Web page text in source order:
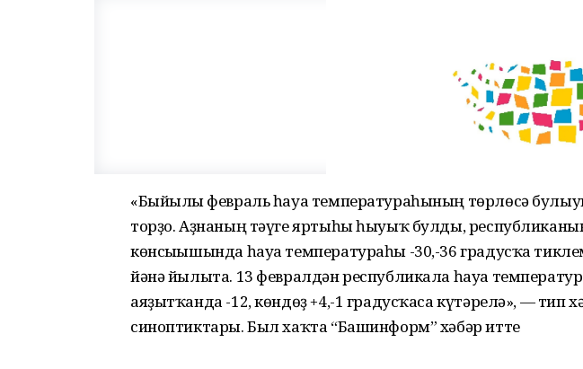
«Быйылғы февраль һауа температураһының төрлөсә
торҙо. Аҙнаның тәүге яртыһы һыуыҡ булды,
көнсығышында һауа температураһы -30,-36 градусҡа
йәнә йылыта. 13 февралдән республикала һауа
аяҙытҡанда -12, көндөҙ +4,-1 градусҡаса күтәрелә», — тип
синоптиктары. Был хаҡта “Башинформ” хәбәр итте